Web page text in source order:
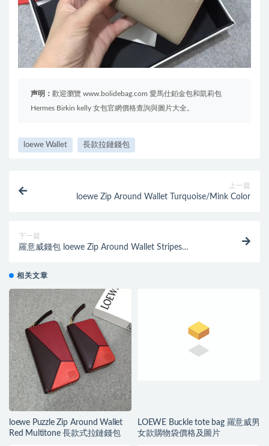
声明： 歡迎瀏覽 www.bolidebag.com 愛馬仕鉑金包和凱莉包
Hermes Birkin kelly 女包官網價格查詢與圖片大全。
loewe Wallet 長款拉鏈錢包
上一篇
loewe Zip Around Wallet Turquoise/Mink Color
下一篇
羅意威錢包 loewe Zip Around Wallet Stripes
相关文章
loewe Puzzle Zip Around Wallet
Red Multitone 長款式拉鏈錢包
LOEWE Buckle tote bag 羅意威男
女款購物袋價格及圖片